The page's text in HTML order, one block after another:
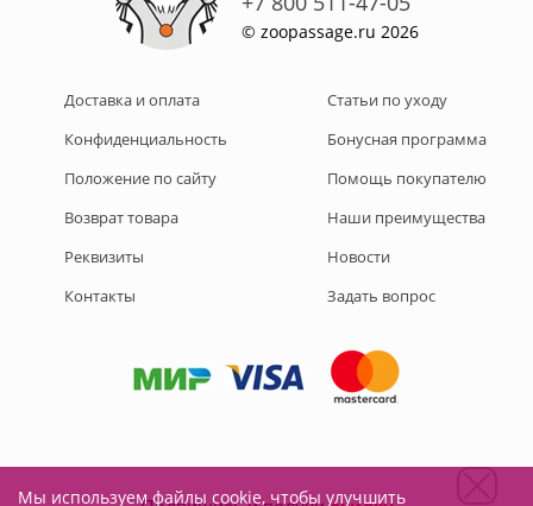
© zoopassage.ru 2026
Доставка и оплата
Конфиденциальность
Положение по сайту
Возврат товара
Реквизиты
Контакты
Статьи по уходу
Бонусная программа
Помощь покупателю
Наши преимущества
Новости
Задать вопрос
Мы используем файлы cookie, чтобы улучшить